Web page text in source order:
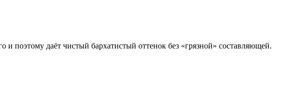
поэтому даёт чистый бархатистый оттенок без «грязной» составляющей.